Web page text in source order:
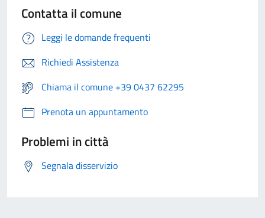
Contatta il comune
Leggi le domande frequenti
Richiedi Assistenza
Chiama il comune +39 0437 62295
Prenota un appuntamento
Problemi in città
Segnala disservizio